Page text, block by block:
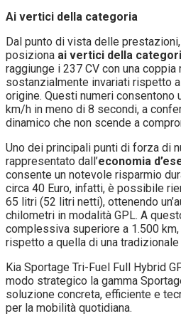
Ai vertici della categoria
Dal punto di vista delle
posiziona ai vertici della
raggiunge i 237 CV con una
sostanzialmente invariati rispetto
origine. Questi numeri consentono
km/h in meno di 8 secondi, a
dinamico che non scende a
Uno dei principali punti di forza di
rappresentato dall’economia
consente un notevole risparmio
circa 40 Euro, infatti, è possibile
65 litri (52 litri netti), ottenendo
chilometri in modalità GPL. A
complessiva superiore a 1.500
rispetto a quella di una
Kia Sportage Tri-Fuel Full Hybrid
modo strategico la gamma
soluzione concreta, efficiente e
per la mobilità quotidiana.